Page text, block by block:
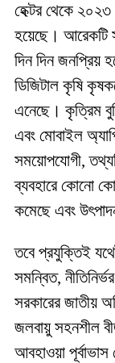
হেক্টর থেকে ২০২৩
হয়েছে। আরেকটি
দিন দিন জনপ্রিয়
ডিজিটাল কৃষি
এনেছে। কৃত্রিম
এবং মোবাইল
সময়োপযোগী,
ব্যবহারে কোনো
কমেছে এবং
তবে প্রযুক্তিই
সমন্বিত,
সরকারের জাতীয়
জলবায়ু সহনশীল
আবহাওয়া পূর্বাভাস